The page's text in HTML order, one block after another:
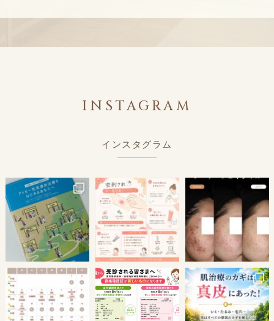
INSTAGRAM
インスタグラム